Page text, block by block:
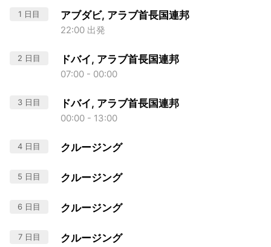
1 日目 アブダビ, アラブ首長国連邦
22:00 出発
2 日目 ドバイ, アラブ首長国連邦
07:00 - 00:00
3 日目 ドバイ, アラブ首長国連邦
00:00 - 13:00
4 日目 クルージング
5 日目 クルージング
6 日目 クルージング
7 日目 クルージング